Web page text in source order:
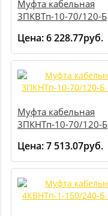
Муфта кабельная
3ПКВТп-10-70/120-Б
Цена:6 228.77руб.
Муфта кабельная
3ПКНТп-10-70/120-Б
Цена:7 513.07руб.